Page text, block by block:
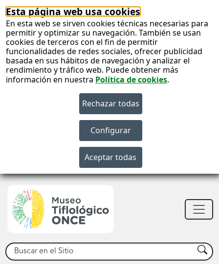
Esta página web usa cookies
En esta web se sirven cookies técnicas necesarias para
permitir y optimizar su navegación. También se usan
cookies de terceros con el fin de permitir
funcionalidades de redes sociales, ofrecer publicidad
basada en sus hábitos de navegación y analizar el
rendimiento y tráfico web. Puede obtener más
información en nuestra Política de cookies.
Buscar Buscar